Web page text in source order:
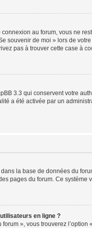
au forum, vous ne
souvenir de moi » lors de
pas à trouver cette case à
3.3 qui conservent votre
a été activée par un
la base de données du
pages du forum. Ce
en ligne ?
», vous trouverez